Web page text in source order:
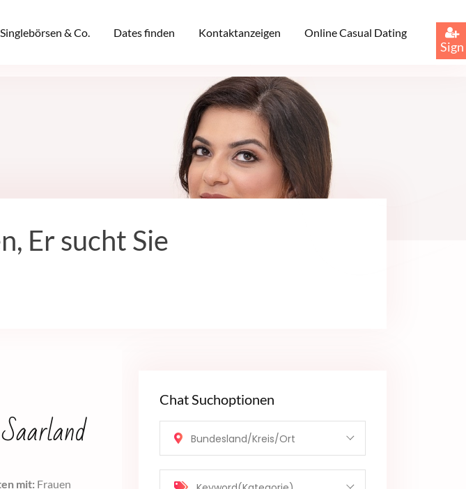
Singlebörsen & Co. Dates finden Kontaktanzeigen Online Casual Dating
Sign
Er sucht Sie
mit: Frauen
Chat Suchoptionen
Bundesland/Kreis/Ort